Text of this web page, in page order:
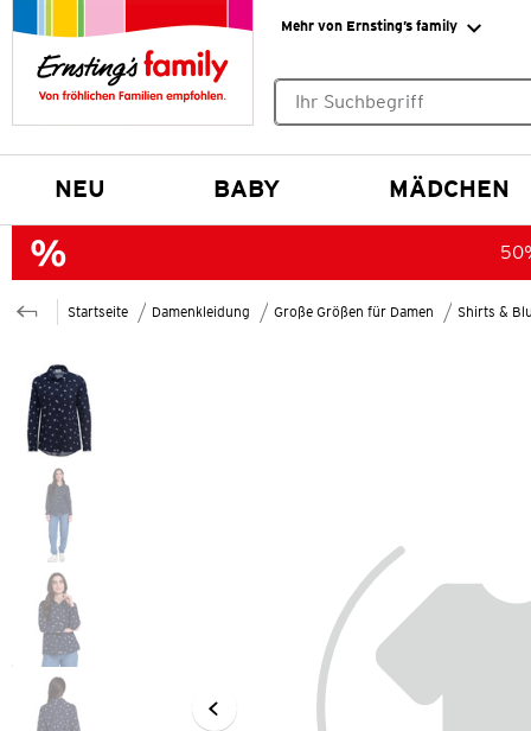
Mehr von Ernsting’s family
NEU BABY MÄDCHEN
Startseite Damenkleidung Große Größen für Damen Shirts &